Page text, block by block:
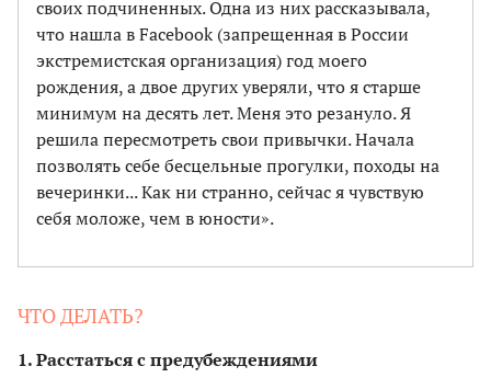
своих подчиненных. Одна из них рассказывала,
что нашла в Facebook (запрещенная в России
экстремистская организация) год моего
рождения, а двое других уверяли, что я старше
минимум на десять лет. Меня это резануло. Я
решила пересмотреть свои привычки. Начала
позволять себе бесцельные прогулки, походы на
вечеринки... Как ни странно, сейчас я чувствую
себя моложе, чем в юности».
ЧТО ДЕЛАТЬ?
1. Расстаться с предубеждениями